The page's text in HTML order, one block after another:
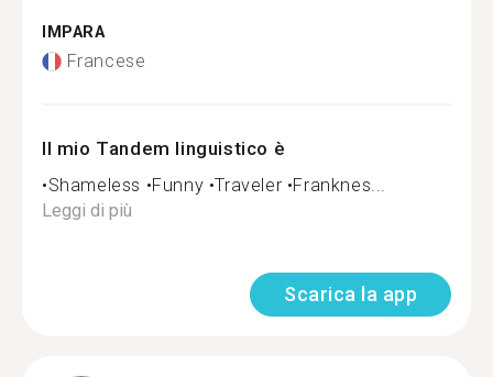
IMPARA
Francese
Il mio Tandem linguistico è
•Shameless •Funny •Traveler •Franknes...
Leggi di più
Scarica la app